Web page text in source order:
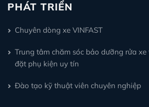
PHÁT TRIỂN
Chuyên dòng xe VINFAST
Trung tâm chăm sóc bảo dưỡng rửa
đặt phụ kiện uy tín
Đào tạo kỹ thuật viên chuyên nghiệp